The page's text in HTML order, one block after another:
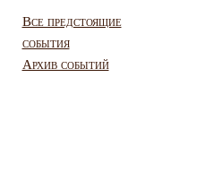
Все предстоящие
события
Архив событий